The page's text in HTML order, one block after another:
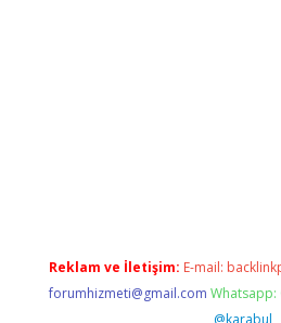
Reklam ve İletişim: E-mail:
forumhizmeti@gmail.com Whatsapp:
@karabul